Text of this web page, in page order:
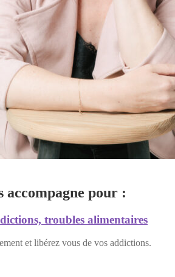
accompagne pour :
troubles alimentaires
et libérez vous de vos addictions.